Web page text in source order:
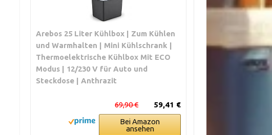
Arebos 25 Liter Kühlbox | Zum Kühlen
und Warmhalten | Mini Kühlschrank |
Thermoelektrische Kühlbox Mit ECO
Modus | 12/230 V für Auto und
Steckdose | Anthrazit
59,41 €
69,90 €
Bei Amazon
ansehen